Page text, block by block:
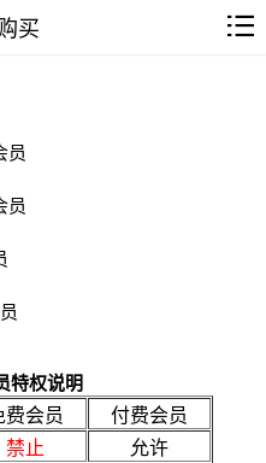
买
员
员
特权说明
费会员
付费会员
禁止
允许